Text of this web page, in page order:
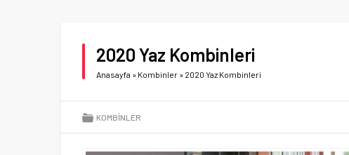
2020 Yaz Kombinleri
Anasayfa » Kombinler » 2020 Yaz Kombinleri
KOMBINLER